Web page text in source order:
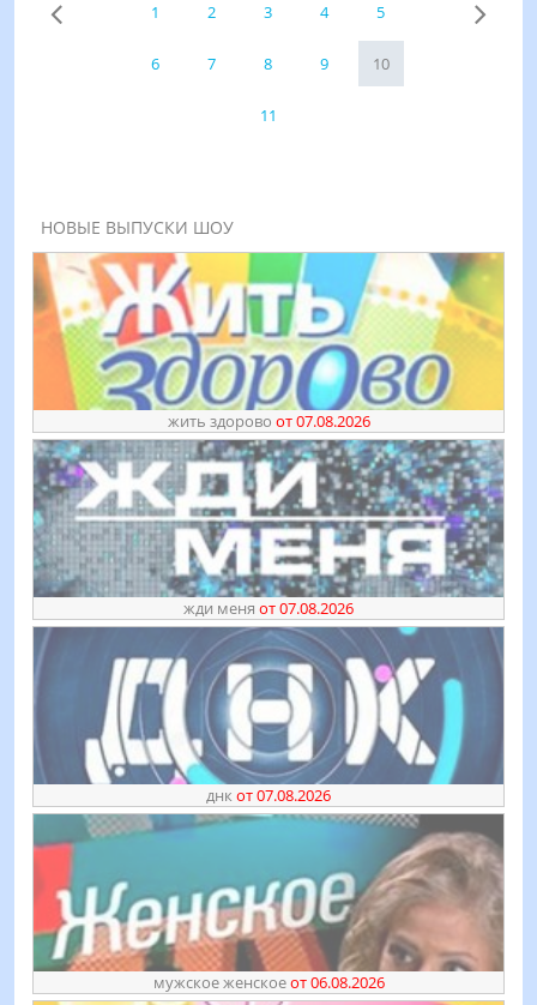
1 2 3 4 5
6 7 8 9 10
11
НОВЫЕ ВЫПУСКИ ШОУ
жить здорово от 07.08.2026
жди меня от 07.08.2026
днк от 07.08.2026
мужское женскоеот 06.08.2026